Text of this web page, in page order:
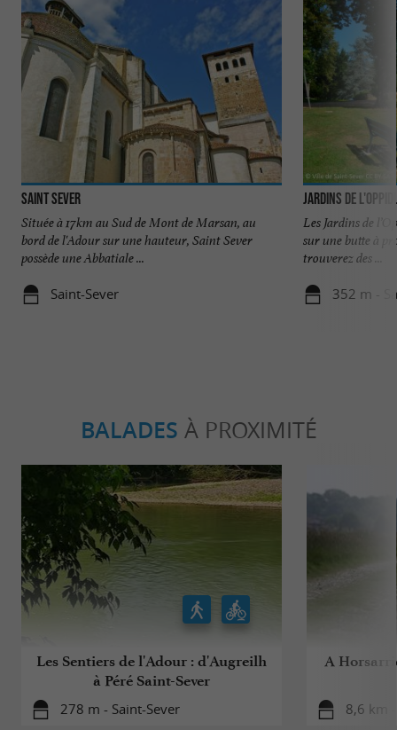
Saint Sever
Située à 17km au Sud de Mont de Marsan, au
bord de l'Adour sur une hauteur, Saint Sever
possède une Abbatiale ...
Saint-Sever
Jardins de
Les Jardins de
sur une butte à
trouverez des ...
352 m -
BALADES À PROXIMITÉ
Les Sentiers de l'Adour : d'Augreilh
à Péré Saint-Sever
278 m - Saint-Sever
A
8,6 km